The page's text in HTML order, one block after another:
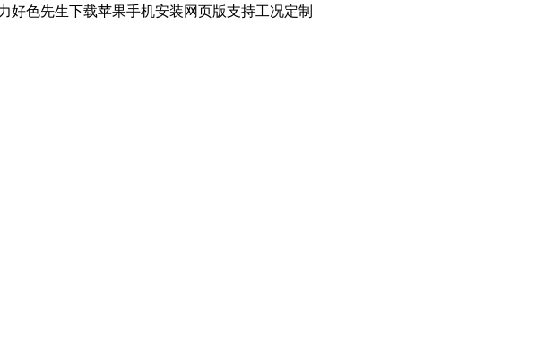
好色先生下载苹果手机安装网页版支持工况定制